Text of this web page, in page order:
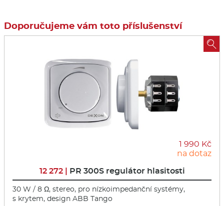
Doporučujeme vám toto příslušenství
1 990 Kč
na dotaz
12 272 | PR 300S regulátor hlasitosti
30 W / 8 Ω, stereo, pro nízkoimpedanční systémy,
s krytem, design ABB Tango
